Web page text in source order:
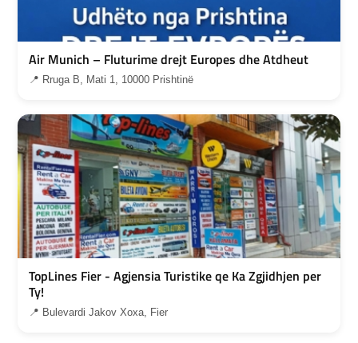
Air Munich – Fluturime drejt Europes dhe Atdheut
📍 Rruga B, Mati 1, 10000 Prishtinë
TopLines Fier - Agjensia Turistike qe Ka Zgjidhjen per
Ty!
📍 Bulevardi Jakov Xoxa, Fier